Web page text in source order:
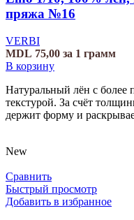
пряжа №16
VERBI
MDL 75,00 за 1 грамм
В корзину
Натуральный лён с более
текстурой. За счёт
держит форму и
New
Сравнить
Быстрый просмотр
Добавить в избранное